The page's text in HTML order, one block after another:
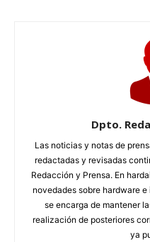
Dpto.
Las noticias y notas de
redactadas y revisadas
Redacción y Prensa. En
novedades sobre hardware
se encarga de mantener
realización de posteriores
ya